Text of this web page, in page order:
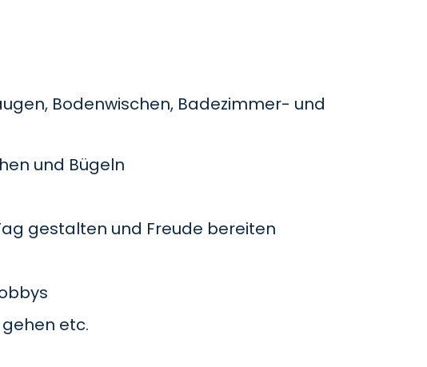
Bodenwischen, Badezimmer- und
und Bügeln
gestalten und Freude bereiten
etc.